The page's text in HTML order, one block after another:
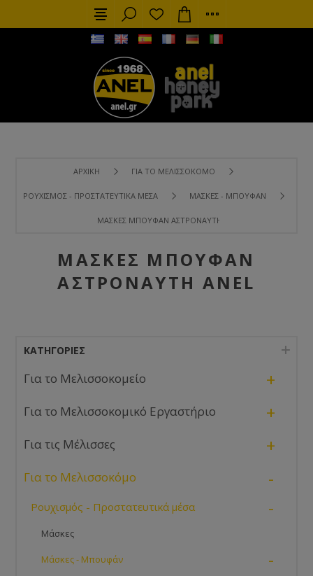
ΑΡΧΙΚΉ ΓΙΑ ΤΟ ΜΕΛΙΣΣΟΚΌΜΟ
ΡΟΥΧΙΣΜΌΣ - ΠΡΟΣΤΑΤΕΥΤΙΚΆ ΜΈΣΑ ΜΆΣΚΕΣ - ΜΠΟΥΦΆΝ
ΜΆΣΚΕΣ ΜΠΟΥΦΆΝ ΑΣΤΡΟΝΑΎΤΗ ANEL
ΜΆΣΚΕΣ ΜΠΟΥΦΆΝ
ΑΣΤΡΟΝΑΎΤΗ ANEL
ΚΑΤΗΓΟΡΊΕΣ
Για το Μελισσοκομείο +
Για το Μελισσοκομικό Εργαστήριο +
Για τις Μέλισσες +
Για το Μελισσοκόμο -
Ρουχισμός - Προστατευτικά μέσα -
Μάσκες
Μάσκες - Μπουφάν -